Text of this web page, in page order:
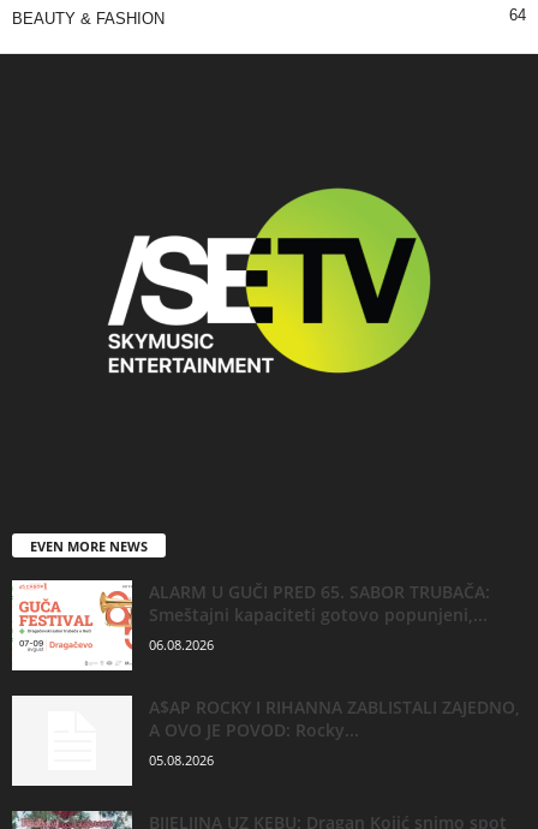
BEAUTY & FASHION 64
EVEN MORE NEWS
ALARM U GUČI PRED 65. SABOR TRUBAČA:
Smeštajni kapaciteti gotovo popunjeni,...
06.08.2026
A$AP ROCKY I RIHANNA ZABLISTALI ZAJEDNO,
A OVO JE POVOD: Rocky...
05.08.2026
BIJELJINA UZ KEBU: Dragan Kojić snimo spot